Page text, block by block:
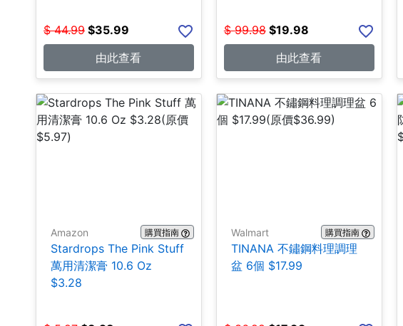
$ 44.99 $35.99
由此查看
$ 99.98 $19.98
由此查看
Amazon 購買指南
Stardrops The Pink Stuff
萬用清潔膏 10.6 Oz
$3.28
Walmart 購買指南
TINANA 不鏽鋼料理調理
盆 6個 $17.99